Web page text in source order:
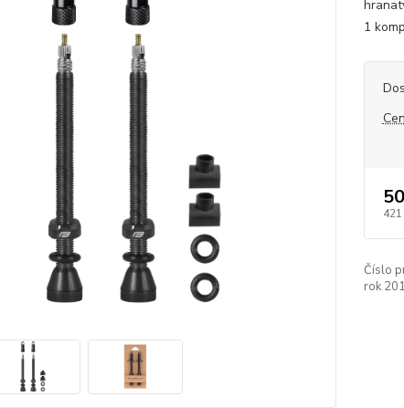
1
421
Číslo
rok